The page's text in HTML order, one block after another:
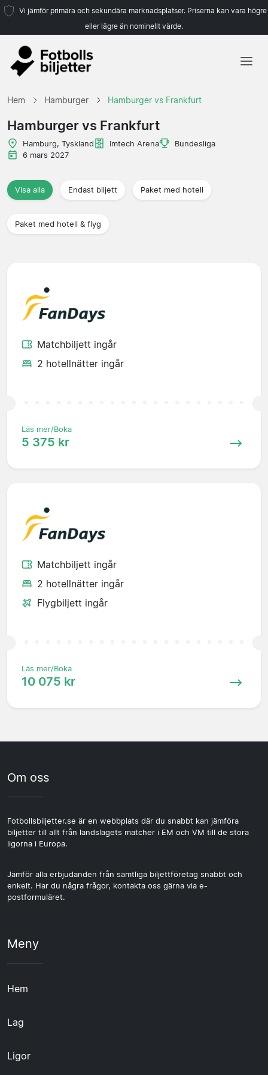
Vi jämför primära och sekundära marknadsplatser. Priserna kan vara högre
eller lägre än nominellt värde.
Hem Hamburger Hamburger vs Frankfurt
Hamburger vs Frankfurt
Hamburg, Tyskland Imtech Arena
Bundesliga
6 mars 2027
Visa alla Endast biljett Paket med hotell
Paket med hotell & flyg
Matchbiljett ingår
2 hotellnätter ingår
Läs mer/Boka
5 375 kr
Matchbiljett ingår
2 hotellnätter ingår
Flygbiljett ingår
Läs mer/Boka
10 075 kr
Om oss
Fotbollsbiljetter.se är en webbplats där du snabbt kan jämföra
biljetter till allt från landslagets matcher i EM och VM till de stora
ligorna i Europa.
Jämför alla erbjudanden från samtliga biljettföretag snabbt och
enkelt. Har du några frågor, kontakta oss gärna via e-
postformuläret.
Meny
Hem
Lag
Ligor